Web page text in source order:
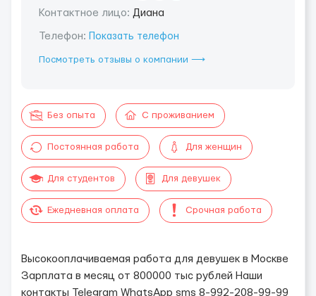
Контактное лицо: Диана
Телефон: Показать телефон
Посмотреть отзывы о компании ⟶
Без опыта С проживанием
Постоянная работа Для женщин
Для студентов Для девушек
Ежедневная оплата Срочная работа
Высокооплачиваемая работа для девушек в Москве
Зарплата в месяц от 800000 тыс рублей Наши
контакты Telegram WhatsApp sms 8-992-208-99-99